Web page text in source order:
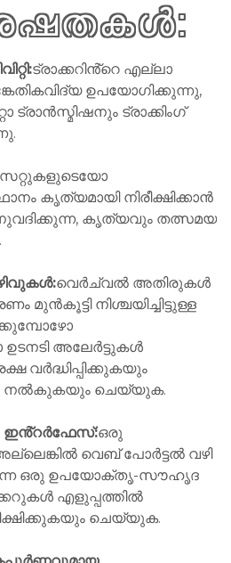
ട്രാക്കറിൻ്റെ എല്ലാ
ഉപയോഗിക്കുന്നു,
ട്രാൻസ്മിഷനും ട്രാക്കിംഗ്
കൃത്യമായി നിരീക്ഷിക്കാൻ
കൃത്യവും തത്സമയ
വെർച്വൽ അതിരുകൾ
മുൻകൂട്ടി നിശ്ചയിച്ചിട്ടുള്ള
അലേർട്ടുകൾ
വർദ്ധിപ്പിക്കുകയും
നൽകുകയും ചെയ്യുക.
ഒരു
വെബ് പോർട്ടൽ വഴി
ഒരു ഉപയോക്തൃ-സൗഹൃദ
എളുപ്പത്തിൽ
ചെയ്യുക.